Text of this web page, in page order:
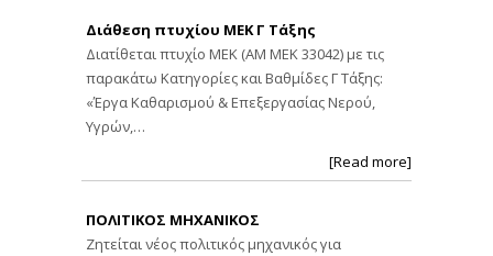
Διάθεση πτυχίου ΜΕΚ Γ Τάξης
Διατίθεται πτυχίο ΜΕΚ (ΑΜ ΜΕΚ 33042) με τις
παρακάτω Κατηγορίες και Βαθμίδες Γ Τάξης:
«Έργα Καθαρισμού & Επεξεργασίας Νερού,
Υγρών,…
[Read more]
ΠΟΛΙΤΙΚΟΣ ΜΗΧΑΝΙΚΟΣ
Ζητείται νέος πολιτικός μηχανικός για